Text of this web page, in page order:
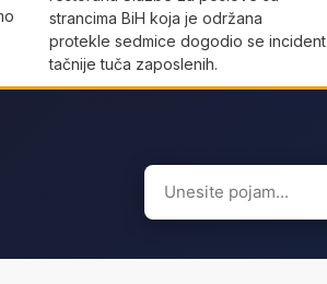
strancima BiH koja je održana
protekle sedmice dogodio se incident
tačnije tuča zaposlenih.
Search
for: